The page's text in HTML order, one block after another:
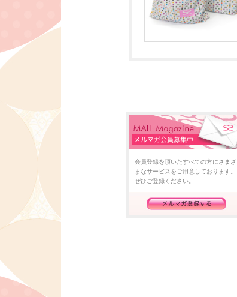
会員登録を頂いたすべての方にさまざ
まなサービスをご用意しております。
ぜひご登録ください。